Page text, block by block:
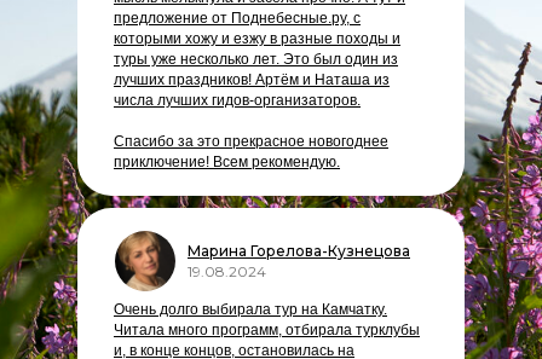
предложение от Поднебесные.ру, с
которыми хожу и езжу в разные походы и
туры уже несколько лет. Это был один из
лучших праздников! Артём и Наташа из
числа лучших гидов-организаторов.
Спасибо за это прекрасное новогоднее
приключение! Всем рекомендую.
Очень долго выбирала тур на Камчатку.
Читала много программ, отбирала турклубы
и, в конце концов, остановилась на
19.08.2024
Марина Горелова-Кузнецова